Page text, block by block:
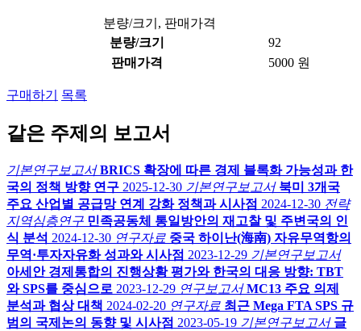
분량/크기, 판매가격
분량/크기
92
판매가격
5000 원
구매하기 목록
같은 주제의 보고서
기본연구보고서 BRICS 확장에 따른 경제 블록화 가능성과 한
국의 정책 방향 연구 2025-12-30 기본연구보고서 북미 3개국
주요 산업별 공급망 연계 강화 정책과 시사점 2024-12-30 전략
지역심층연구 민족공동체 통일방안의 재고찰 및 주변국의 인
식 분석 2024-12-30 연구자료 중국 하이난(海南) 자유무역항의
무역·투자자유화 성과와 시사점 2023-12-29 기본연구보고서
아세안 경제통합의 진행상황 평가와 한국의 대응 방향: TBT
와 SPS를 중심으로 2023-12-29 연구보고서 MC13 주요 의제
분석과 협상 대책 2024-02-20 연구자료 최근 Mega FTA SPS 규
범의 국제논의 동향 및 시사점 2023-05-19 기본연구보고서 글